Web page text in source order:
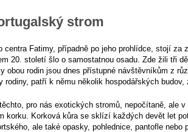
strom
centra Fatimy, případně po jeho prohlídce, stojí
20. století šlo o samostatnou osadu. Zde žili tři
obou rodin jsou dnes přístupné návštěvníkům z
rodiny, patří k němu několik hospodářských
pro nás exotických stromů, nepočítaně, ale
korku. Korková kůra se sklízí každých devět let
ale také opasky, pohlednice, pantofle nebo